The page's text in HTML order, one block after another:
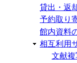
貸出・返
予約取り
館内資料
相互利用
文献複